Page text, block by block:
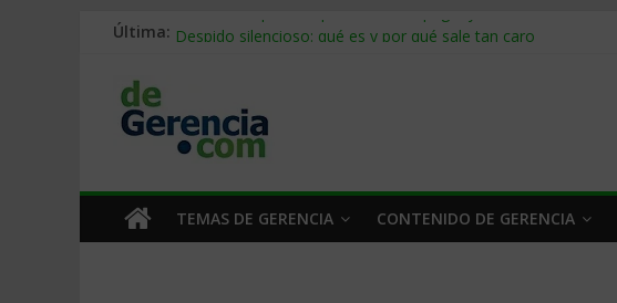
Última: Stablecoins para empresas: cómo pagar y cobrar en 2026
Trabajo forzoso en la cadena de suministro: qué hacer
Mercado hispano de EE. UU.: cómo segmentarlo y venderle
TEMAS DE GERENCIA CONTENIDO DE GERENCIA